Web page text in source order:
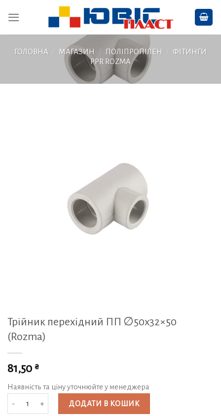
ГОЛОВНА МАГАЗИН / ПОЛІПРОПІЛЕН
ФІТИНГИ
PPR ROZMA
Трійник перехідний ПП ∅50х32×50
(Rozma)
81,50 ₴
Наявність та ціну уточнюйте у менеджера
Трійник перехідний ПП ∅50х32x50 (Rozma) кількість
ДОДАТИ В КОШИК